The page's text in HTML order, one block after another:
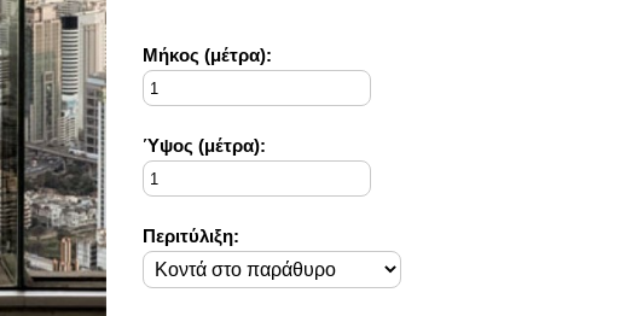
Στο Decorama Home έχουμε ως στόχο να χαρίσουμε
στο προσωπικό σας χώρο και να τον αναδείξουμε με
Mήκος (μέτρα):
Ύψος (μέτρα):
Περιτύλιξη: